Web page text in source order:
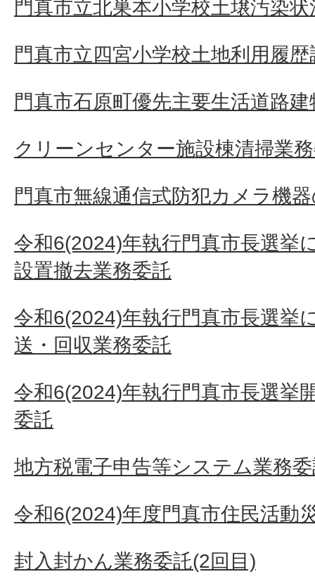
門真市立北巣本小学校土壌汚染
門真市立四宮小学校土地利用履
門真市石原町優先主要生活道路
クリーンセンター施設棟清掃業
門真市無線通信式防犯カメラ機
令和6(2024)年執行門真市長選挙
設置撤去業務委託
令和6(2024)年執行門真市長選挙
送・回収業務委託
令和6(2024)年執行門真市長選挙
委託
地方税電子申告等システム業務
令和6(2024)年度門真市住民活動
封入封かん業務委託(2回目)